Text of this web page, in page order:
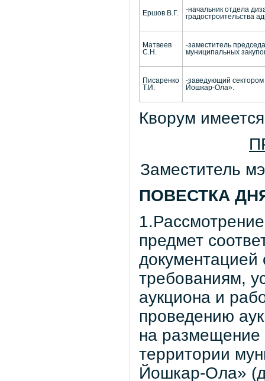
Ершов В.Г.
-начальник отдела
градостроительства
Матвеев
С.Н.
-заместитель
муниципальных
Писаренко
Т.И.
-заведующий
Йошкар-Ола».
Кворум
Заместитель
ПОВЕСТКА
предмет
документацией
требованиям,
аукциона и
проведению
на размещение
территории
Йошкар-Ола»